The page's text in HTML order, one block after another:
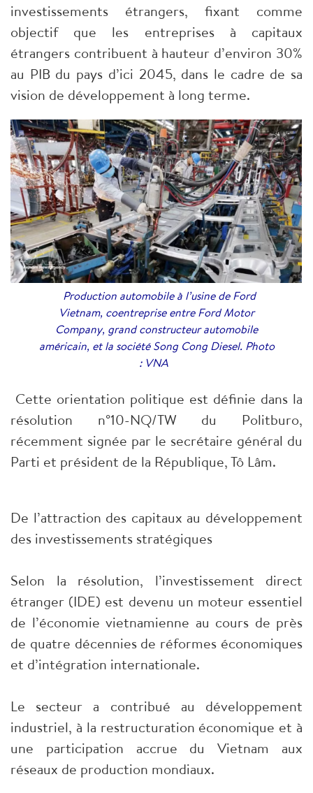
investissements étrangers, fixant comme
objectif que les entreprises à capitaux
étrangers contribuent à hauteur d’environ 30%
au PIB du pays d’ici 2045, dans le cadre de sa
vision de développement à long terme.
Production automobile à l’usine de Ford
Vietnam, coentreprise entre Ford Motor
Company, grand constructeur automobile
américain, et la société Song Cong Diesel. Photo
: VNA
Cette orientation politique est définie dans la
résolution n°10-NQ/TW du Politburo,
récemment signée par le secrétaire général du
Parti et président de la République, Tô Lâm.
De l’attraction des capitaux au développement
des investissements stratégiques
Selon la résolution, l’investissement direct
étranger (IDE) est devenu un moteur essentiel
de l’économie vietnamienne au cours de près
de quatre décennies de réformes économiques
et d’intégration internationale.
Le secteur a contribué au développement
industriel, à la restructuration économique et à
une participation accrue du Vietnam aux
réseaux de production mondiaux.